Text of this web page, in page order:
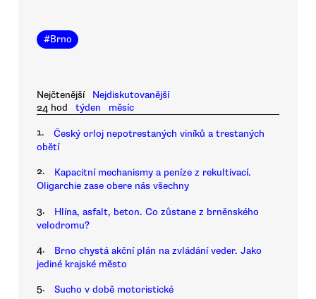
#Brno
Nejčtenější
Nejdiskutovanější
24 hod
týden měsíc
1.
Český orloj nepotrestaných viníků a trestaných
obětí
2.
Kapacitní mechanismy a peníze z rekultivací.
Oligarchie zase obere nás všechny
3.
Hlína, asfalt, beton. Co zůstane z brněnského
velodromu?
4.
Brno chystá akční plán na zvládání veder. Jako
jediné krajské město
5. Sucho v době motoristické